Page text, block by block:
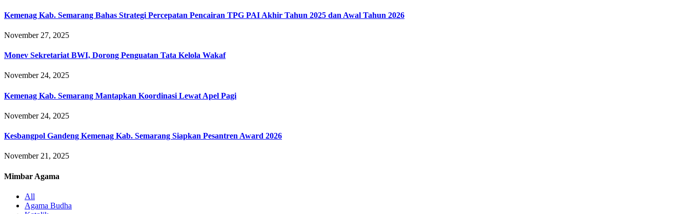
Kemenag Kab. Semarang Bahas Strategi Percepatan Pencairan TPG PAI Akhir Tahun 2025 dan Awal Tahun 2026
November 27, 2025
Monev Sekretariat BWI, Dorong Penguatan Tata Kelola Wakaf
November 24, 2025
Kemenag Kab. Semarang Mantapkan Koordinasi Lewat Apel Pagi
November 24, 2025
Kesbangpol Gandeng Kemenag Kab. Semarang Siapkan Pesantren Award 2026
November 21, 2025
Mimbar Agama
All
Agama Budha